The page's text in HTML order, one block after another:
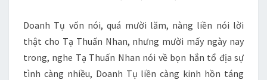
Doanh Tụ vốn nói, quá mười lăm, nàng liền nói lời
thật cho Tạ Thuấn Nhan, nhưng mười mấy ngày nay
trong, nghe Tạ Thuấn Nhan nói về bọn hắn tổ địa sự
tình càng nhiều, Doanh Tụ liền càng kinh hồn táng